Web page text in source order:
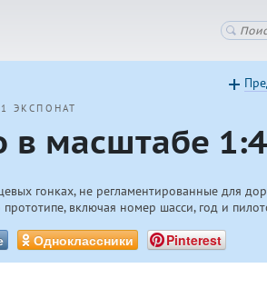
ЭКСПОНАТ
масштабе
гонках, не регламентированные для
включая номер шасси, год и
Одноклассники Pinterest